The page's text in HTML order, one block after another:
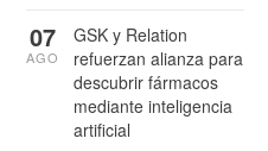
GSK y Relation
refuerzan alianza para
descubrir fármacos
mediante inteligencia
artificial
07
AGO